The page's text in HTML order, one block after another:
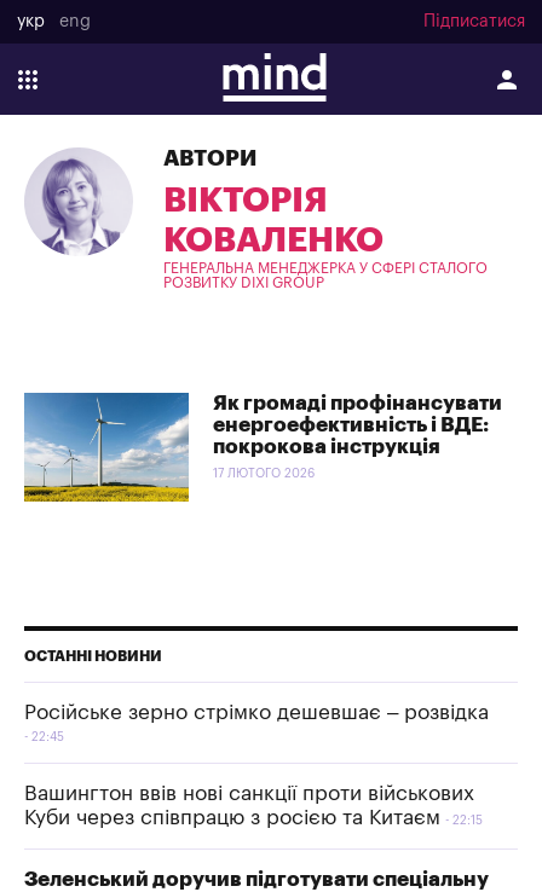
укр eng Підписатися
АВТОРИ
ВІКТОРІЯ
КОВАЛЕНКО
ГЕНЕРАЛЬНА МЕНЕДЖЕРКА У СФЕРІ СТАЛОГО
РОЗВИТКУ DIXI GROUP
Як громаді профінансувати
енергоефективність і ВДЕ:
покрокова інструкція
17 ЛЮТОГО 2026
ОСТАННІ НОВИНИ
Російське зерно стрімко дешевшає – розвідка
22:45
Вашингтон ввів нові санкції проти військових
Куби через співпрацю з росією та Китаєм
22:15
Зеленський доручив підготувати спеціальну